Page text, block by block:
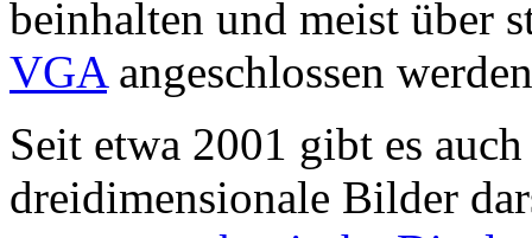
beinhalten und meist über
VGAangeschlossen
Seit etwa 2001 gibt es
dreidimensionale Bilder